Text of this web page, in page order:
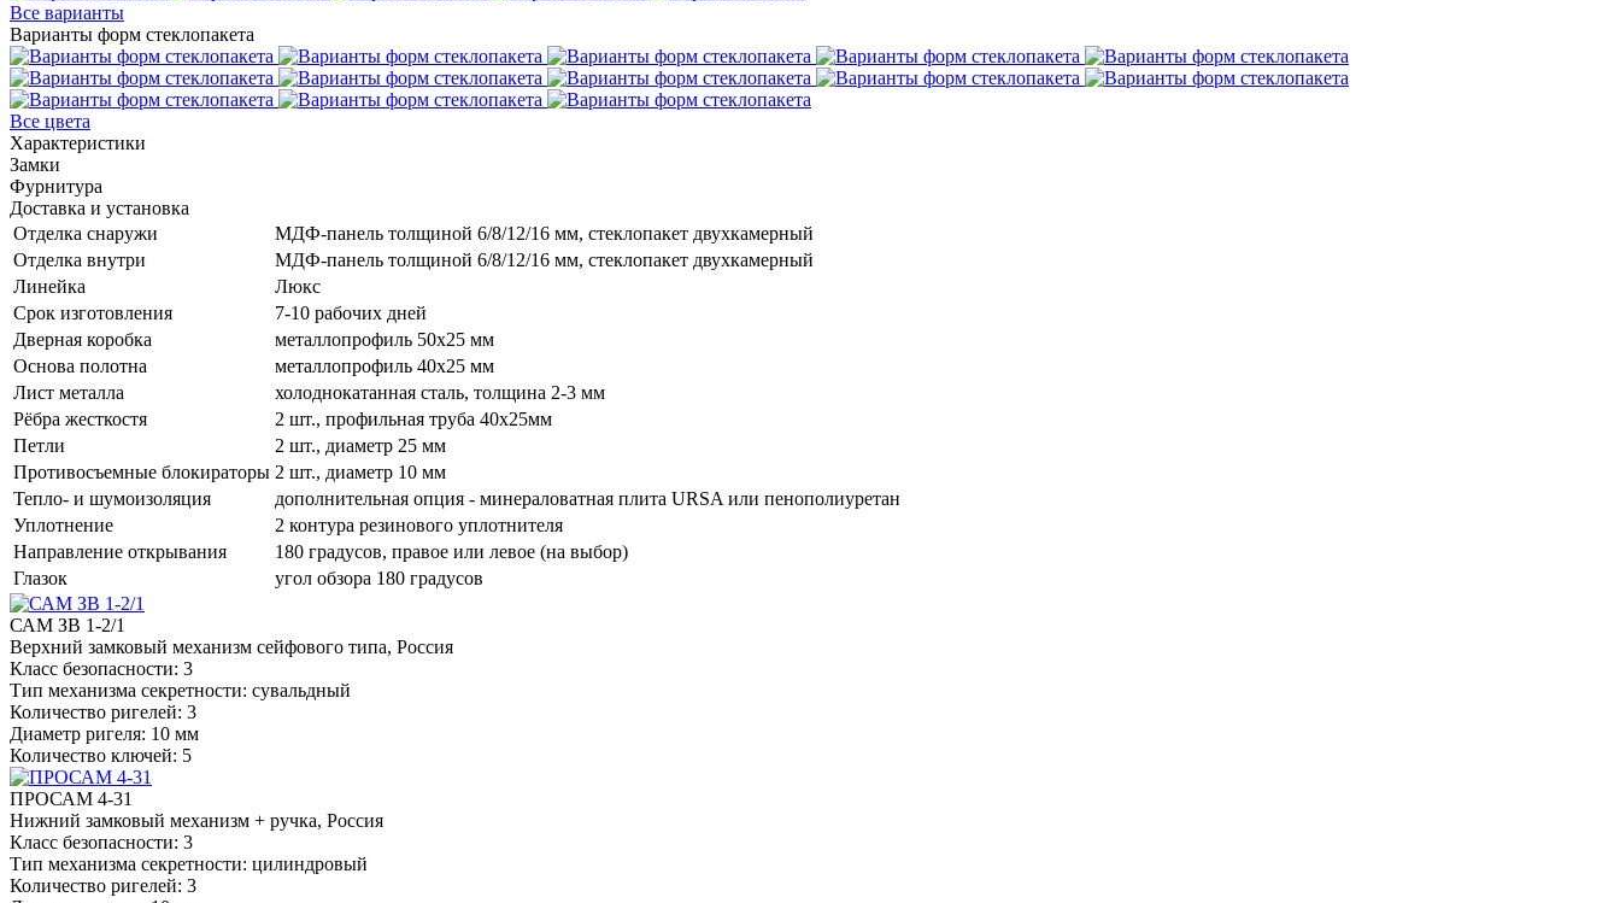
Все варианты
Варианты форм стеклопакета
Все цвета
Характеристики
Замки
Фурнитура
Доставка и установка
Отделка снаружи
МДФ-панель толщиной 6/8/12/16 мм, стеклопакет двухкамерный
Отделка внутри
МДФ-панель толщиной 6/8/12/16 мм, стеклопакет двухкамерный
Линейка
Люкс
Срок изготовления
7-10 рабочих дней
Дверная коробка
металлопрофиль 50x25 мм
Основа полотна
металлопрофиль 40x25 мм
Лист металла
холоднокатанная сталь, толщина 2-3 мм
Рёбра жесткостя
2 шт., профильная труба 40х25мм
Петли
2 шт., диаметр 25 мм
Противосъемные блокираторы 2 шт., диаметр 10 мм
Тепло- и шумоизоляция
дополнительная опция - минераловатная плита URSA или пенополиуретан
Уплотнение
2 контура резинового уплотнителя
Направление открывания
180 градусов, правое или левое (на выбор)
Глазок
угол обзора 180 градусов
САМ ЗВ 1-2/1
Верхний замковый механизм сейфового типа, Россия
Класс безопасности: 3
Тип механизма секретности: сувальдный
Количество ригелей: 3
Диаметр ригеля: 10 мм
Количество ключей: 5
ПРОСАМ 4-31
Нижний замковый механизм + ручка, Россия
Класс безопасности: 3
Тип механизма секретности: цилиндровый
Количество ригелей: 3